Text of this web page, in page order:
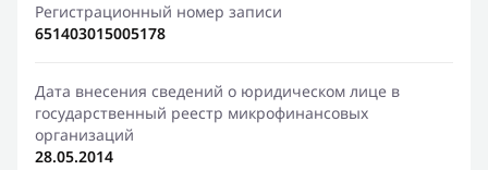
Регистрационный номер записи
651403015005178
Дата внесения сведений о юридическом лице в
государственный реестр микрофинансовых
организаций
28.05.2014